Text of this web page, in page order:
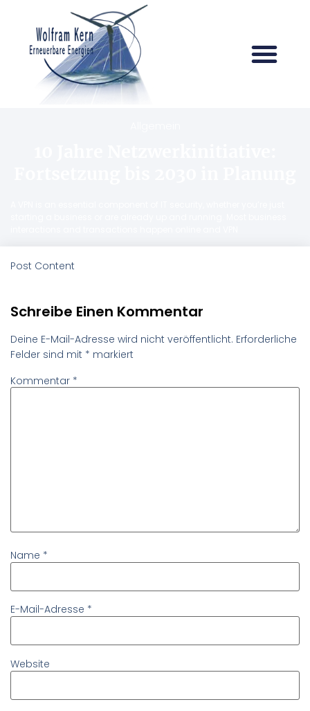
Post Content
Schreibe Einen Kommentar
Deine E-Mail-Adresse wird nicht veröffentlicht. Erforderliche
Felder sind mit * markiert
Kommentar *
Name *
E-Mail-Adresse *
Website